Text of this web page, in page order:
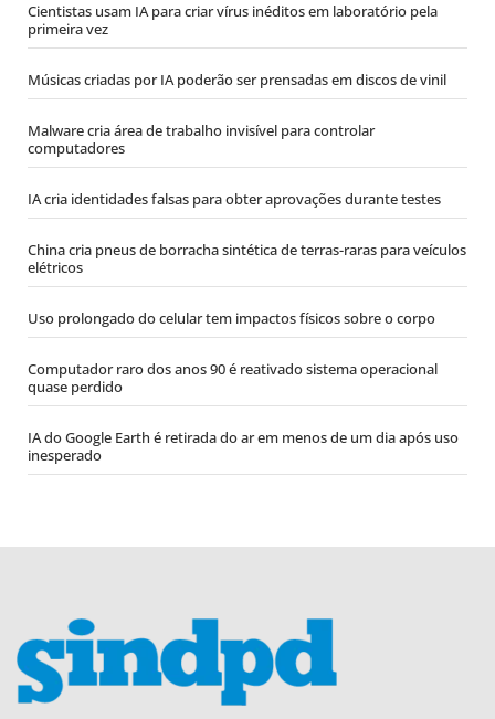
Cientistas usam IA para criar vírus inéditos em laboratório pela
primeira vez
Músicas criadas por IA poderão ser prensadas em discos de vinil
Malware cria área de trabalho invisível para controlar
computadores
IA cria identidades falsas para obter aprovações durante testes
China cria pneus de borracha sintética de terras-raras para veículos
elétricos
Uso prolongado do celular tem impactos físicos sobre o corpo
Computador raro dos anos 90 é reativado sistema operacional
quase perdido
IA do Google Earth é retirada do ar em menos de um dia após uso
inesperado